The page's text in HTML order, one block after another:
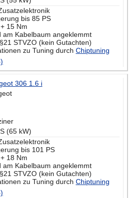
bis 85 PS
15 Nm
am Kabelbaum angeklemmt
STVZO (kein Gutachten)
zu Tuning durch Chiptuning
306 1.6 i
(65 kW)
bis 101 PS
18 Nm
am Kabelbaum angeklemmt
STVZO (kein Gutachten)
zu Tuning durch Chiptuning